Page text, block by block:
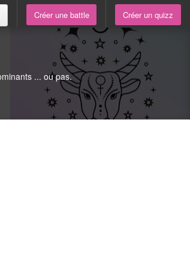
Créer une battle Créer un quizz
... ou pas.